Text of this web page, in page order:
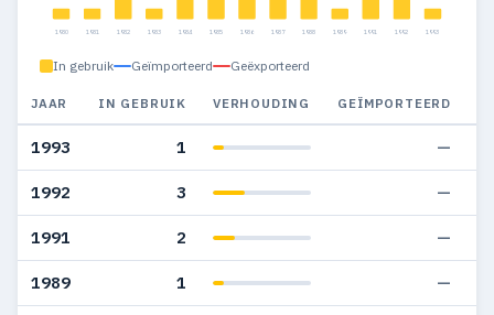
1980 1981 1982 1983 1984 1985 1986 1987 1988 1989 1991 1992 1993
In gebruik Geïmporteerd Geëxporteerd
JAAR IN GEBRUIK VERHOUDING GEÏMPORTEERD
1993 1 —
1992 3 —
1991 2 —
1989 1 —